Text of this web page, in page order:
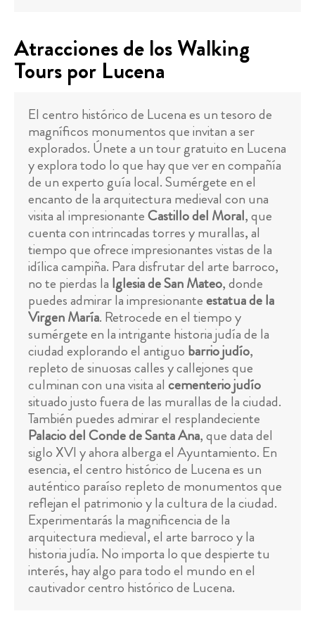
Atracciones de los Walking
Tours por Lucena
El centro histórico de Lucena es un tesoro de
magníficos monumentos que invitan a ser
explorados. Únete a un tour gratuito en Lucena
y explora todo lo que hay que ver en compañía
de un experto guía local. Sumérgete en el
encanto de la arquitectura medieval con una
visita al impresionanteCastillo del Moral, que
cuenta con intrincadas torres y murallas, al
tiempo que ofrece impresionantes vistas de la
idílica campiña. Para disfrutar del arte barroco,
no te pierdas la Iglesia de San Mateo, donde
puedes admirar la impresionanteestatua de la
Virgen María. Retrocede en el tiempo y
sumérgete en la intrigante historia judía de la
ciudad explorando el antiguo barrio judío,
repleto de sinuosas calles y callejones que
culminan con una visita al cementerio judío
situado justo fuera de las murallas de la ciudad.
También puedes admirar el resplandeciente
Palacio del Conde de Santa Ana, que data del
siglo XVI y ahora alberga el Ayuntamiento. En
esencia, el centro histórico de Lucena es un
auténtico paraíso repleto de monumentos que
reflejan el patrimonio y la cultura de la ciudad.
Experimentarás la magnificencia de la
arquitectura medieval, el arte barroco y la
historia judía. No importa lo que despierte tu
interés, hay algo para todo el mundo en el
cautivador centro histórico de Lucena.